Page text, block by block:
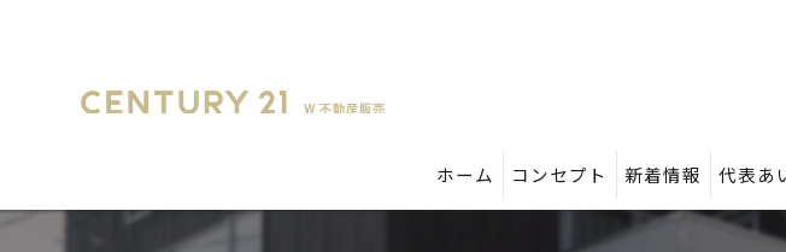
ホーム コンセプト 新着情報 代表あ